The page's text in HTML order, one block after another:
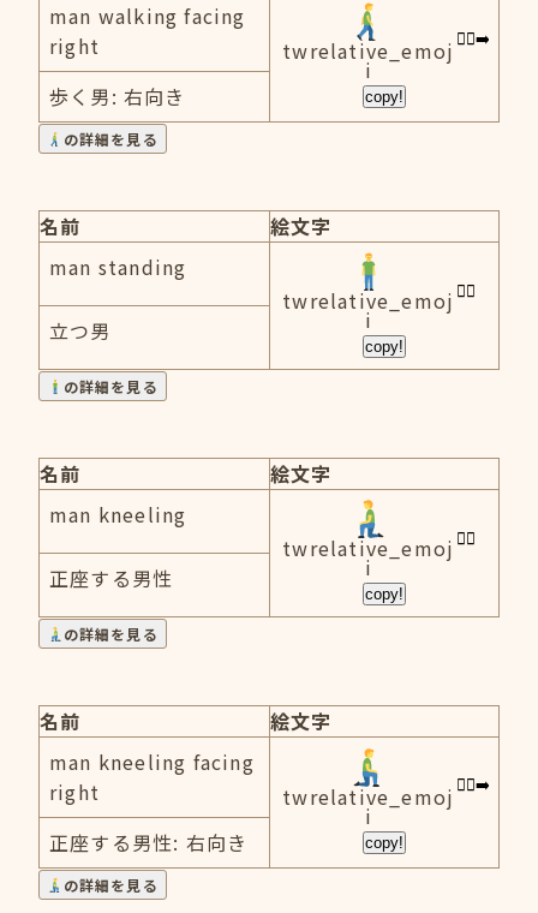
man walking facing
right
twrelative_emoj
i
copy!
歩く男: 右向き
の詳細を見る
名前
絵文字
man standing
twrelative_emoj
i
copy!
立つ男
の詳細を見る
名前
絵文字
man kneeling
twrelative_emoj
i
copy!
正座する男性
の詳細を見る
名前
絵文字
man kneeling facing
right
twrelative_emoj
i
copy!
正座する男性: 右向き
の詳細を見る